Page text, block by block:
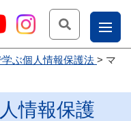
お
問
じょ
ー部
ぶ個人情報保護法
マ
情報保護